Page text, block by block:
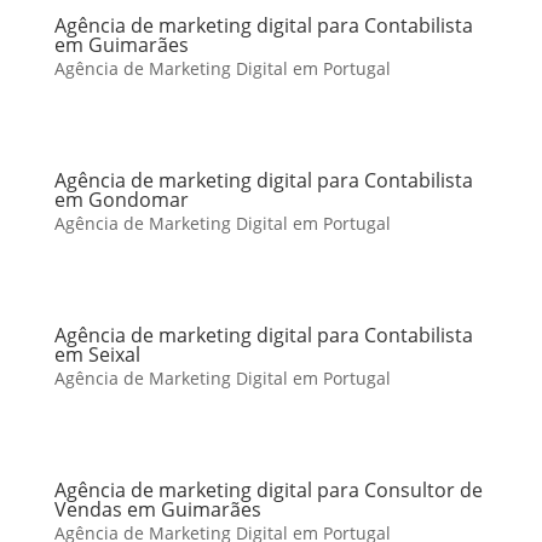
Agência de marketing digital para Contabilista
em Guimarães
Agência de Marketing Digital em Portugal
Agência de marketing digital para Contabilista
em Gondomar
Agência de Marketing Digital em Portugal
Agência de marketing digital para Contabilista
em Seixal
Agência de Marketing Digital em Portugal
Agência de marketing digital para Consultor de
Vendas em Guimarães
Agência de Marketing Digital em Portugal